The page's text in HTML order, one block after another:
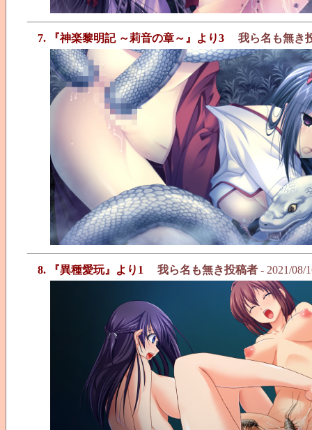
7. 『神楽黎明記 ～莉音の章～』より3 我ら名も無き
8. 『異種愛玩』より1 我ら名も無き投稿者 - 2021/08/